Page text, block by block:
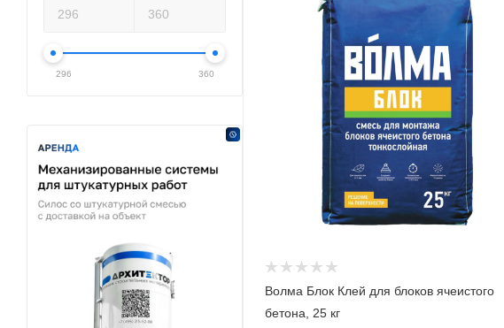
Волма Блок Клей для блоков ячеистого
бетона, 25 кг
296 360